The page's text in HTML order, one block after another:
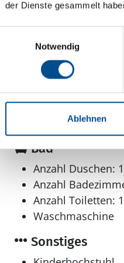
der Dienste gesammelt
Notwendig
Ablehnen
Wohnbereich
Offener Kamin
Bad
Anzahl Duschen: 1
Anzahl
Anzahl Toiletten: 1
Waschmaschine
Sonstiges